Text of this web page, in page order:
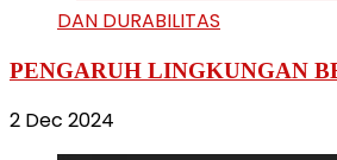
PENGARUH LINGKUNGAN
2 Dec 2024